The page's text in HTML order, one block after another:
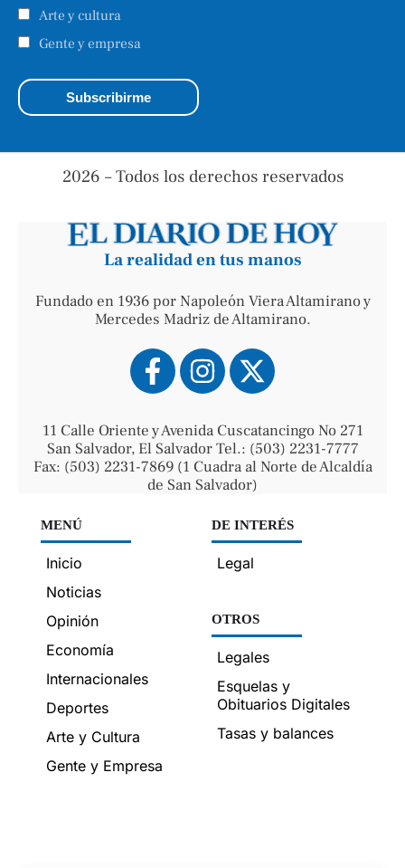
Arte y cultura
Gente y empresa
2026 – Todos los derechos reservados
La realidad en tus manos
Fundado en 1936 por Napoleón Viera Altamirano y
Mercedes Madriz de Altamirano.
11 Calle Oriente y Avenida Cuscatancingo No 271
San Salvador, El Salvador Tel.: (503) 2231-7777
Fax: (503) 2231-7869 (1 Cuadra al Norte de Alcaldía
de San Salvador)
MENÚ
Inicio
Noticias
Opinión
Economía
Internacionales
Deportes
Arte y Cultura
Gente y Empresa
DE INTERÉS
Legal
OTROS
Legales
Esquelas y
Obituarios Digitales
Tasas y balances